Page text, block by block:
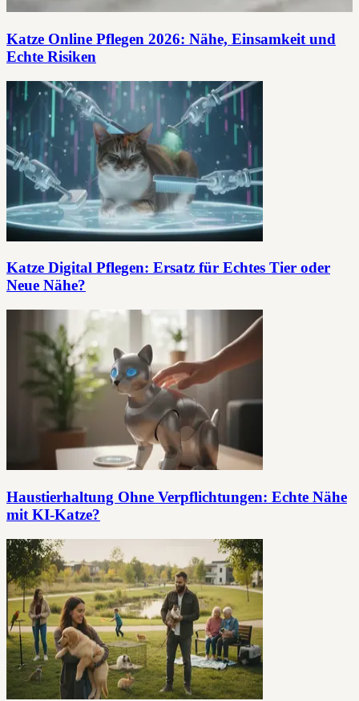
Katze Online Pflegen 2026: Nähe, Einsamkeit und
Echte Risiken
Katze Digital Pflegen: Ersatz für Echtes Tier oder
Neue Nähe?
Haustierhaltung Ohne Verpflichtungen: Echte Nähe
mit KI-Katze?